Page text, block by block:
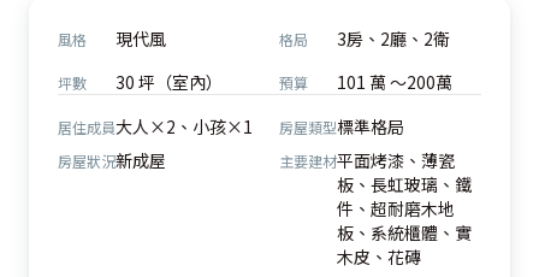
風格 現代風 格局 3房、2廳、2衛
坪數 30 坪（室內） 預算 101 萬 ～200萬
居住成員大人×2、小孩×1 房屋類型標準格局
房屋狀況新成屋 主要建材平面烤漆、薄瓷
板、長虹玻璃、鐵
件、超耐磨木地
板、系統櫃體、實
木皮、花磚